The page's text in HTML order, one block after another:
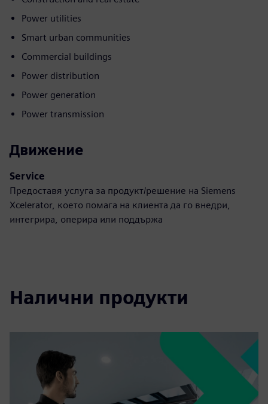
Power utilities
Smart urban communities
Commercial buildings
Power distribution
Power generation
Power transmission
Движение
Service
Предоставя услуга за продукт/решение на Siemens
Xcelerator, което помага на клиента да го внедри,
интегрира, оперира или поддържа
Налични продукти